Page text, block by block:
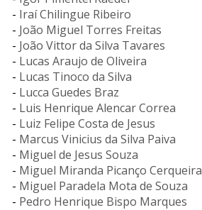
- Iraí Chilingue Ribeiro
- João Miguel Torres Freitas
- João Vittor da Silva Tavares
- Lucas Araujo de Oliveira
- Lucas Tinoco da Silva
- Lucca Guedes Braz
- Luis Henrique Alencar Correa
- Luiz Felipe Costa de Jesus
- Marcus Vinicius da Silva Paiva
- Miguel de Jesus Souza
- Miguel Miranda Picanço Cerqueira
- Miguel Paradela Mota de Souza
- Pedro Henrique Bispo Marques